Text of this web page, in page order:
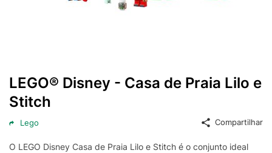
LEGO® Disney - Casa de Praia Lilo e
Stitch
Lego Compartilhar
O LEGO Disney Casa de Praia Lilo e Stitch é o conjunto ideal